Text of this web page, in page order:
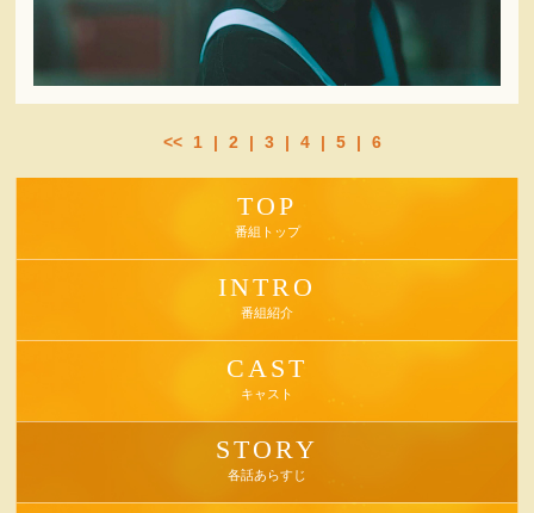
<< 1 | 2 | 3 | 4 | 5 | 6
TOP
番組トップ
INTRO
番組紹介
CAST
キャスト
STORY
各話あらすじ